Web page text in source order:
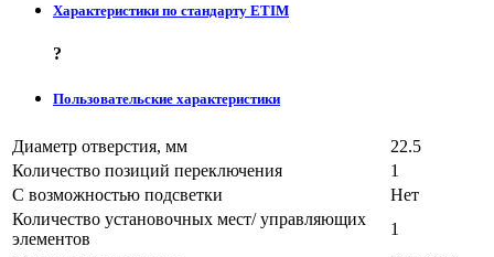
Характеристики по стандарту ETIM
?
Пользовательские характеристики
Диаметр отверстия, мм
22.5
Количество позиций переключения
1
С возможностью подсветки
Нет
Количество установочных мест/ управляющих
элементов
1